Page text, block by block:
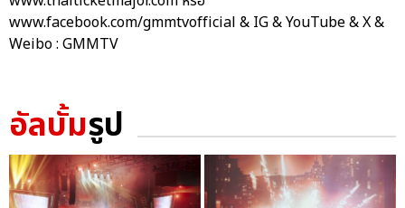
www.facebook.com/gmmtvofficial & IG & YouTube & X &
Weibo : GMMTV
อัลบั้มรูป